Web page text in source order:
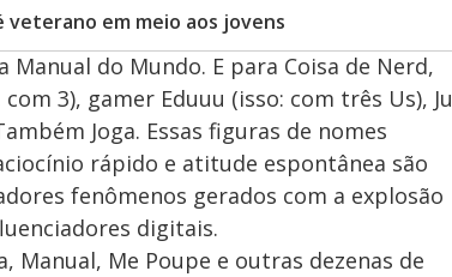
veterano em meio aos jovens
Manual do Mundo. E para Coisa de Nerd,
3), gamer Eduuu (isso: com três Us), Ju
Joga. Essas figuras de nomes
rápido e atitude espontânea são
fenômenos gerados com a explosão
digitais.
Manual, Me Poupe e outras dezenas de